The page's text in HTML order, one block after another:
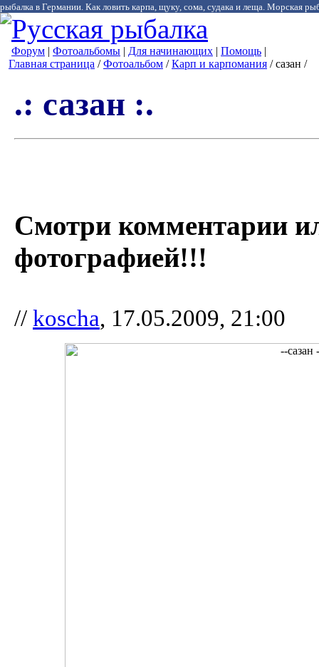
рыбалка в Германии. Как ловить карпа, щуку, сома, судака и леща. Морская
Форум | Фотоальбомы | Для начинающих | Помощь |
Главная страница /Фотоальбом /Карп и карпомания / сазан /
.: сазан :.
Смотри комментарии
фотографией!!!
// koscha, 17.05.2009, 21:00